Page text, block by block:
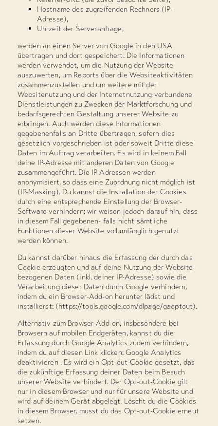
Hostname des zugreifenden Rechners (IP-
Adresse),
Uhrzeit der Serveranfrage,
werden an einen Server von Google in den USA
übertragen und dort gespeichert. Die Informationen
werden verwendet, um die Nutzung der Website
auszuwerten, um Reports über die Websiteaktivitäten
zusammen­zustellen und um weitere mit der
Websitenutzung und der Internetnutzung verbundene
Dienstleistungen zu Zwecken der Marktforschung und
bedarfsgerechten Gestaltung unserer Website zu
erbrin­gen. Auch werden diese Informationen
gegebenen­falls an Dritte über­tragen, sofern dies
gesetzlich vorgeschrieben ist oder soweit Dritte diese
Daten im Auftrag verarbeiten. Es wird in keinem Fall
deine IP-Adresse mit anderen Daten von Google
zusammengeführt. Die IP-Adressen werden
anonymisiert, so dass eine Zuordnung nicht möglich ist
(IP-Masking). Du kannst die Installation der Cookies
durch eine entsprechende Einstellung der Browser-
Software verhindern; wir weisen jedoch darauf hin, dass
in diesem Fall gegebenen- falls nicht sämtliche
Funktionen dieser Website vollumfänglich genutzt
werden können.
Du kannst darüber hinaus die Erfassung der durch das
Cookie erzeugten und auf deine Nutzung der Website-
bezogenen Daten (inkl. deiner IP-Adresse) sowie die
Verarbeitung dieser Daten durch Google verhindern,
indem du ein Browser-Add-on herunter lädst und
installierst: (https://tools.google.com/dlpage/gaoptout).
Alternativ zum Browser-Add-on, insbesondere bei
Browsern auf mobilen Endgeräten, kannst du die
Erfassung durch Google Analytics zudem verhindern,
indem du auf diesen Link klicken: Google Analytics
deaktivieren . Es wird ein Opt-out-Cookie gesetzt, das
die zukünftige Erfassung deiner Daten beim Besuch
unserer Website verhindert. Der Opt-out-Cookie gilt
nur in diesem Browser und nur für unsere Website und
wird auf deinem Gerät abgelegt. Löscht du die Cookies
in diesem Browser, musst du das Opt-out-Cookie erneut
setzen.